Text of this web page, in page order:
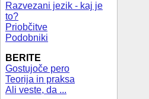
Razvezani jezik - kaj je
to?
Priobčitve
Podobniki
BERITE
Gostujoče pero
Teorija in praksa
Ali veste, da ...